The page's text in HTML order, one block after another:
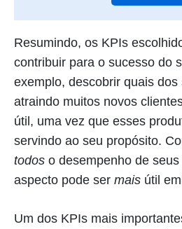
Resumindo, os KPIs
contribuir para o sucesso do
exemplo, descobrir quais
atraindo muitos novos
útil, uma vez que esses
servindo ao seu propósito.
todos o desempenho de
aspecto pode ser mais útil
Um dos KPIs mais